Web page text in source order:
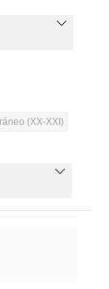
(XX-XXI)